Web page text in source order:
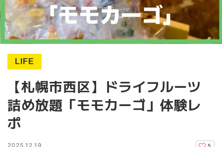
LIFE
【札幌市西区】ドライフルーツ
詰め放題「モモカーゴ」体験レ
ポ
2025.12.19